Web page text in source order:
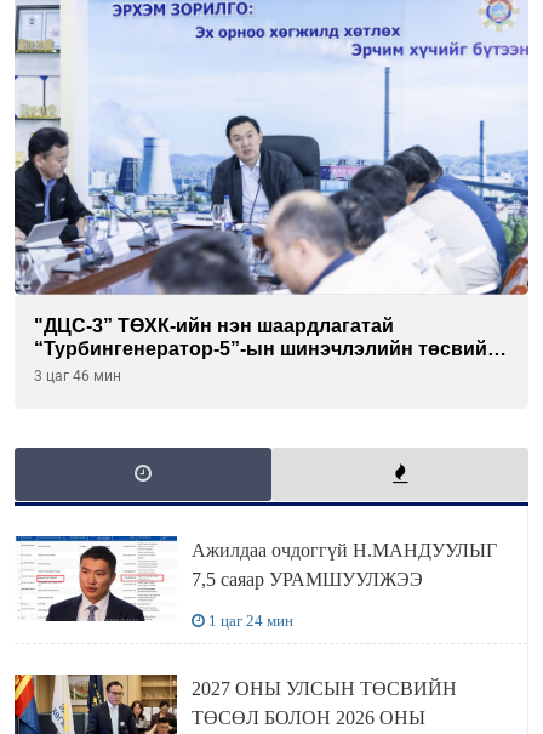
"ДЦС-3” ТӨХК-ийн нэн шаардлагатай
“Турбингенератор-5”-ын шинэчлэлийн төсвийг
шийдвэрлэхээр болов
3 цаг 46 мин
Ажилдаа очдоггүй Н.МАНДУУЛЫГ
7,5 саяар УРАМШУУЛЖЭЭ
1 цаг 24 мин
2027 ОНЫ УЛСЫН ТӨСВИЙН
ТӨСӨЛ БОЛОН 2026 ОНЫ